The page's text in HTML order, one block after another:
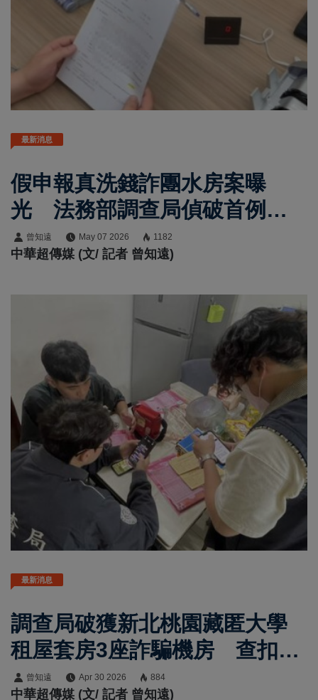
最新消息
假申報真洗錢詐團水房案曝
光 法務部調查局偵破首例謊
報大額通貨交易案件 北市幣
商涉洗錢逾20億元
曾知遠 May 07 2026 1182
中華超傳媒 (文/ 記者 曾知遠)
最新消息
調查局破獲新北桃園藏匿大學
租屋套房3座詐騙機房 查扣11
臺貓池揭詐團運作手法
曾知遠 Apr 30 2026 884
中華超傳媒 (文/ 記者 曾知遠)